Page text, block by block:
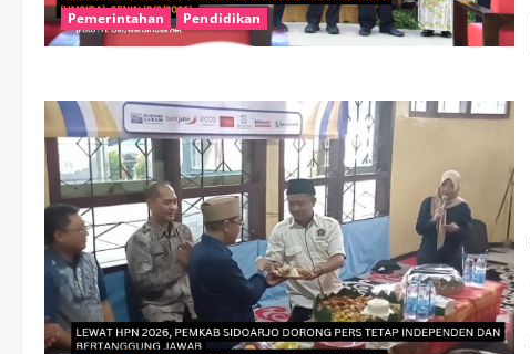
Pemerintahan Pendidikan